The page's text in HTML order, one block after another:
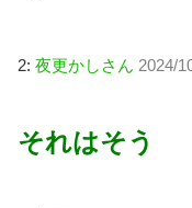
2: 夜更かしさん 2024/
それはそう